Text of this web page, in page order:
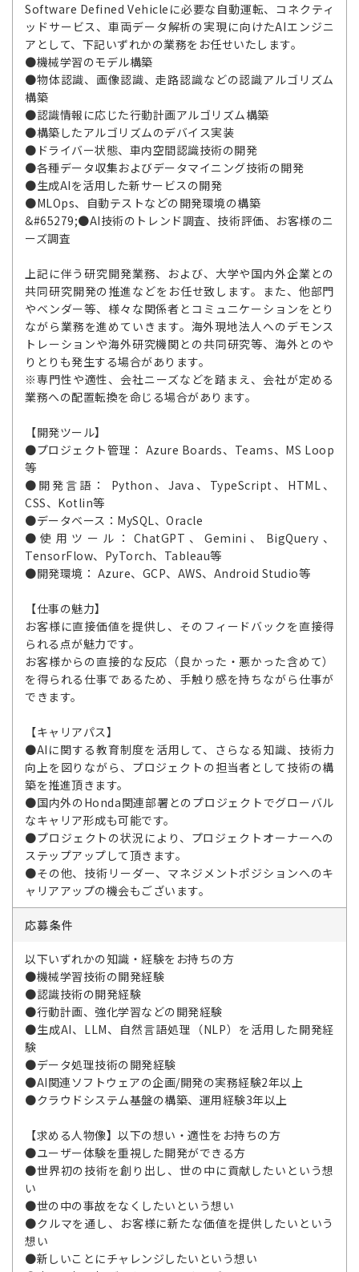
Software Defined Vehicleに必要な自動運転、コネクティ
ッドサービス、車両データ解析の実現に向けたAIエンジニ
アとして、下記いずれかの業務をお任せいたします。
●機械学習のモデル構築
●物体認識、画像認識、走路認識などの認識アルゴリズム
構築
●認識情報に応じた行動計画アルゴリズム構築
●構築したアルゴリズムのデバイス実装
●ドライバー状態、車内空間認識技術の開発
●各種データ収集およびデータマイニング技術の開発
●生成AIを活用した新サービスの開発
●MLOps、自動テストなどの開発環境の構築
&#65279;●AI技術のトレンド調査、技術評価、お客様のニ
ーズ調査
上記に伴う研究開発業務、および、大学や国内外企業との
共同研究開発の推進などをお任せ致します。また、他部門
やベンダー等、様々な関係者とコミュニケーションをとり
ながら業務を進めていきます。海外現地法人へのデモンス
トレーションや海外研究機関との共同研究等、海外とのや
りとりも発生する場合があります。
※専門性や適性、会社ニーズなどを踏まえ、会社が定める
業務への配置転換を命じる場合があります。
【開発ツール】
●プロジェクト管理： Azure Boards、Teams、MS Loop
等
●開発言語： Python、Java、TypeScript、HTML、
CSS、Kotlin等
●データベース：MySQL、Oracle
●使用ツール：ChatGPT、Gemini、BigQuery、
TensorFlow、PyTorch、Tableau等
●開発環境： Azure、GCP、AWS、Android Studio等
【仕事の魅力】
お客様に直接価値を提供し、そのフィードバックを直接得
られる点が魅力です。
お客様からの直接的な反応（良かった・悪かった含めて）
を得られる仕事であるため、手触り感を持ちながら仕事が
できます。
【キャリアパス】
●AIに関する教育制度を活用して、さらなる知識、技術力
向上を図りながら、プロジェクトの担当者として技術の構
築を推進頂きます。
●国内外のHonda関連部署とのプロジェクトでグローバル
なキャリア形成も可能です。
●プロジェクトの状況により、プロジェクトオーナーへの
ステップアップして頂きます。
●その他、技術リーダー、マネジメントポジションへのキ
ャリアアップの機会もございます。
応募条件
以下いずれかの知識・経験をお持ちの方
●機械学習技術の開発経験
●認識技術の開発経験
●行動計画、強化学習などの開発経験
●生成AI、LLM、自然言語処理（NLP）を活用した開発経
験
●データ処理技術の開発経験
●AI関連ソフトウェアの企画/開発の実務経験2年以上
●クラウドシステム基盤の構築、運用経験3年以上
【求める人物像】以下の想い・適性をお持ちの方
●ユーザー体験を重視した開発ができる方
●世界初の技術を創り出し、世の中に貢献したいという想
い
●世の中の事故をなくしたいという想い
●クルマを通し、お客様に新たな価値を提供したいという
想い
●新しいことにチャレンジしたいという想い